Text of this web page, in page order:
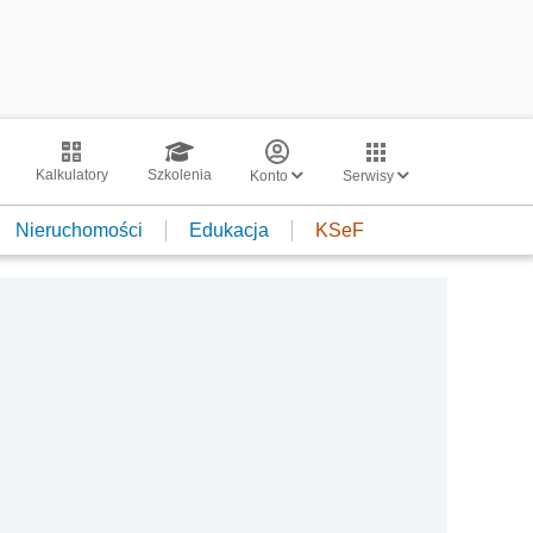
Kalkulatory Szkolenia Konto Serwisy
Nieruchomości Edukacja KSeF